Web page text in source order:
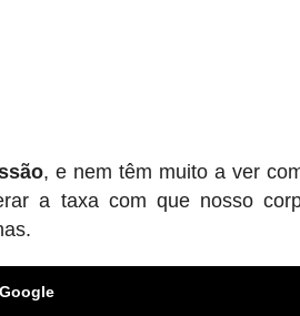
, e nem têm muito a ver
a taxa com que nosso